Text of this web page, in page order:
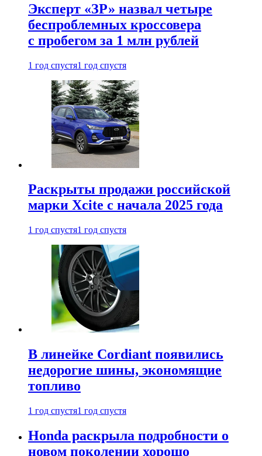
Эксперт «ЗР» назвал четыре
беспроблемных кроссовера
с пробегом за 1 млн рублей
1 год спустя1 год спустя
Раскрыты продажи российской
марки Xcite с начала 2025 года
1 год спустя1 год спустя
В линейке Cordiant появились
недорогие шины, экономящие
топливо
1 год спустя1 год спустя
Honda раскрыла подробности о
новом поколении хорошо